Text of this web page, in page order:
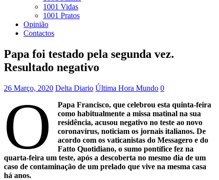
1001 Vidas
1001 Pratos
Opinião
Contactos
Papa foi testado pela segunda vez.
Resultado negativo
26 Março, 2020 Delta Diario Última Hora Mundo 0
O
Papa Francisco, que celebrou esta quinta-feira
como habitualmente a missa matinal na sua
residência, acusou negativo no teste ao novo
coronavírus, noticiam os jornais italianos. De
acordo com os vaticanistas do Messagero e do
Fatto Quotidiano, o sumo pontífice fez na
quarta-feira um teste, após a descoberta no mesmo dia de um
caso de contaminação de um prelado que vive na mesma casa
há anos.